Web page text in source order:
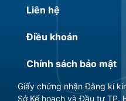
Liên hệ
Điều khoản
Chính sách bảo mật
Giấy chứng nhận Đăng kí
Sở Kế hoạch và Đầu tư TP.